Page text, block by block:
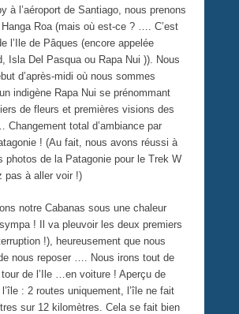
à l’aéroport de Santiago, nous prenons
Roa (mais où est-ce ? …. C’est
l’Ile de Pâques (encore appelée
Isla Del Pasqua ou Rapa Nui )). Nous
d’après-midi où nous sommes
indigène Rapa Nui se prénommant
de fleurs et premières visions des
Changement total d’ambiance par
! (Au fait, nous avons réussi à
photos de la Patagonie pour le Trek W
pas à aller voir !)
notre Cabanas sous une chaleur
! Il va pleuvoir les deux premiers
!), heureusement que nous
nous reposer …. Nous irons tout de
de l’Ile …en voiture ! Aperçu de
l’île : 2 routes uniquement, l’île ne fait
sur 12 kilomètres. Cela se fait bien